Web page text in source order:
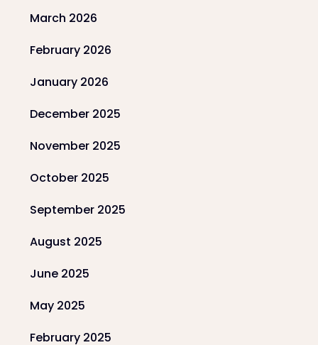
March 2026
February 2026
January 2026
December 2025
November 2025
October 2025
September 2025
August 2025
June 2025
May 2025
February 2025